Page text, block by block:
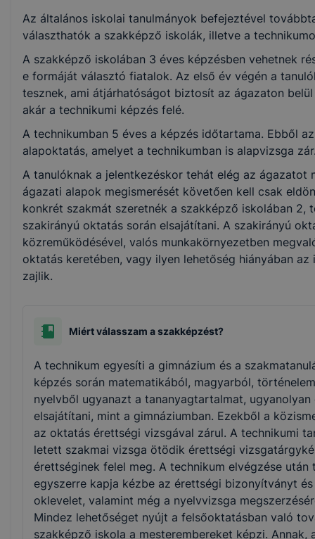
Fa- és bútoripar
Gépészet
Kreatív
Szépészet
Épületgépészet
Az általános iskolai tanulmányok befejeztével
választhatók a szakképző iskolák, illetve a
A szakképző iskolában 3 éves képzésben vehetnek
e formáját választó fiatalok. Az első év végén a
tesznek, ami átjárhatóságot biztosít az ágazaton belül
akár a technikumi képzés felé.
A technikumban 5 éves a képzés időtartama. Ebből
alapoktatás, amelyet a technikumban is alapvizsga
A tanulóknak a jelentkezéskor tehát elég az ágazatot
ágazati alapok megismerését követően kell csak
konkrét szakmát szeretnék a szakképző iskolában 2,
szakirányú oktatás során elsajátítani. A szakirányú
közreműködésével, valós munkakörnyezetben
oktatás keretében, vagy ilyen lehetőség hiányában az
zajlik.
Miért válasszam a szakképzést?
A technikum egyesíti a gimnázium és a
képzés során matematikából, magyarból,
nyelvből ugyanazt a tananyagtartalmat, ugyanolyan
elsajátítani, mint a gimnáziumban. Ezekből a
az oktatás érettségi vizsgával zárul. A technikumi
letett szakmai vizsga ötödik érettségi
érettséginek felel meg. A technikum elvégzése után
egyszerre kapja kézbe az érettségi bizonyítványt
oklevelet, valamint még a nyelvvizsga
Mindez lehetőséget nyújt a felsőoktatásban való
szakképző iskola a mesterembereket képzi. Annak,